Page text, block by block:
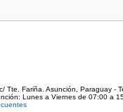
Tte. Fariña. Asunción, Paraguay -
Lunes a Viernes de 07:00 a